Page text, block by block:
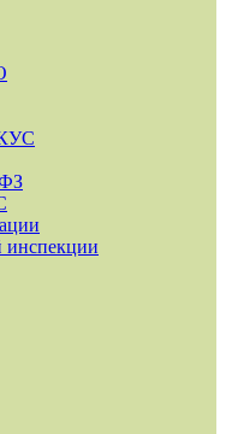
инспекции